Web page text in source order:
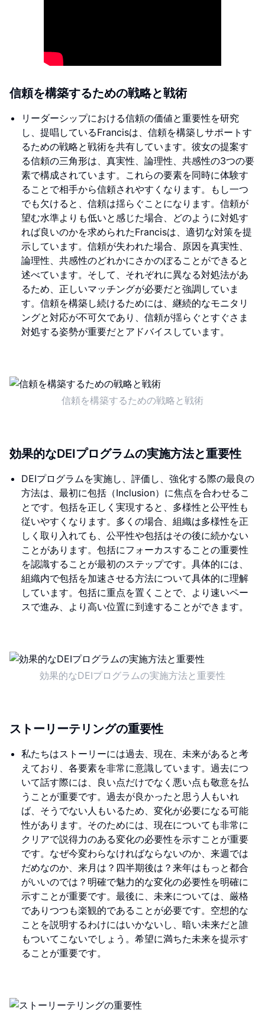
信頼を構築するための戦略と戦術
リーダーシップにおける信頼の価値と重要性を研究
し、提唱しているFrancisは、信頼を構築しサポートす
るための戦略と戦術を共有しています。彼女の提案す
る信頼の三角形は、真実性、論理性、共感性の3つの要
素で構成されています。これらの要素を同時に体験す
ることで相手から信頼されやすくなります。もし一つ
でも欠けると、信頼は揺らぐことになります。信頼が
望む水準よりも低いと感じた場合、どのように対処す
れば良いのかを求められたFrancisは、適切な対策を提
示しています。信頼が失われた場合、原因を真実性、
論理性、共感性のどれかにさかのぼることができると
述べています。そして、それぞれに異なる対処法があ
るため、正しいマッチングが必要だと強調していま
す。信頼を構築し続けるためには、継続的なモニタリ
ングと対応が不可欠であり、信頼が揺らぐとすぐさま
対処する姿勢が重要だとアドバイスしています。
信頼を構築するための戦略と戦術
効果的なDEIプログラムの実施方法と重要性
DEIプログラムを実施し、評価し、強化する際の最良の
方法は、最初に包括（Inclusion）に焦点を合わせるこ
とです。包括を正しく実現すると、多様性と公平性も
従いやすくなります。多くの場合、組織は多様性を正
しく取り入れても、公平性や包括はその後に続かない
ことがあります。包括にフォーカスすることの重要性
を認識することが最初のステップです。具体的には、
組織内で包括を加速させる方法について具体的に理解
しています。包括に重点を置くことで、より速いペー
スで進み、より高い位置に到達することができます。
効果的なDEIプログラムの実施方法と重要性
ストーリーテリングの重要性
私たちはストーリーには過去、現在、未来があると考
えており、各要素を非常に意識しています。過去につ
いて話す際には、良い点だけでなく悪い点も敬意を払
うことが重要です。過去が良かったと思う人もいれ
ば、そうでない人もいるため、変化が必要になる可能
性があります。そのためには、現在についても非常に
クリアで説得力のある変化の必要性を示すことが重要
です。なぜ今変わらなければならないのか、来週では
だめなのか、来月は？四半期後は？来年はもっと都合
がいいのでは？明確で魅力的な変化の必要性を明確に
示すことが重要です。最後に、未来については、厳格
でありつつも楽観的であることが必要です。空想的な
ことを説明するわけにはいかないし、暗い未来だと誰
もついてこないでしょう。希望に満ちた未来を提示す
ることが重要です。